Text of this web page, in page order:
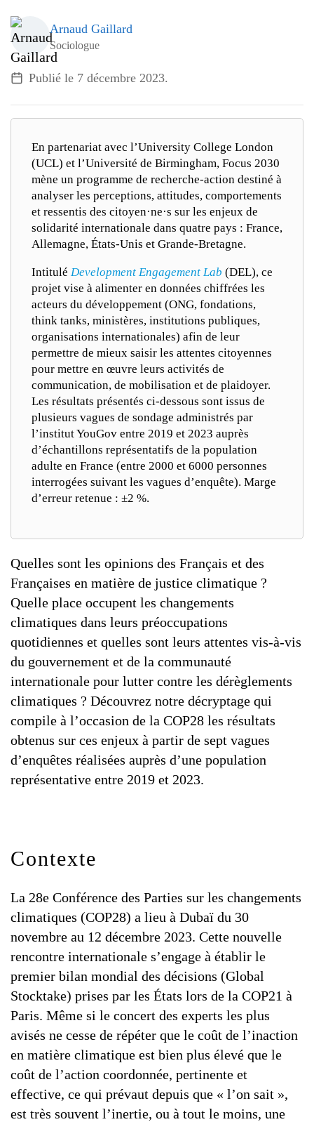
TOUS LES THÈMES
VIDÉOS
Arnaud Gaillard
Sociologue
Publié le 7 décembre 2023.
En partenariat avec l’University College London
(UCL) et l’Université de Birmingham, Focus 2030
mène un programme de recherche-action destiné à
analyser les perceptions, attitudes, comportements
et ressentis des citoyen·ne·s sur les enjeux de
solidarité internationale dans quatre pays : France,
Allemagne, États-Unis et Grande-Bretagne.
Intitulé Development Engagement Lab (DEL), ce
projet vise à alimenter en données chiffrées les
acteurs du développement (ONG, fondations,
think tanks, ministères, institutions publiques,
organisations internationales) afin de leur
permettre de mieux saisir les attentes citoyennes
pour mettre en œuvre leurs activités de
communication, de mobilisation et de plaidoyer.
Les résultats présentés ci-dessous sont issus de
plusieurs vagues de sondage administrés par
l’institut YouGov entre 2019 et 2023 auprès
d’échantillons représentatifs de la population
adulte en France (entre 2000 et 6000 personnes
interrogées suivant les vagues d’enquête). Marge
d’erreur retenue : ±2 %.
Quelles sont les opinions des Français et des
Françaises en matière de justice climatique ?
Quelle place occupent les changements
climatiques dans leurs préoccupations
quotidiennes et quelles sont leurs attentes vis-à-vis
du gouvernement et de la communauté
internationale pour lutter contre les dérèglements
climatiques ? Découvrez notre décryptage qui
compile à l’occasion de la COP28 les résultats
obtenus sur ces enjeux à partir de sept vagues
d’enquêtes réalisées auprès d’une population
représentative entre 2019 et 2023.
Contexte
La 28e Conférence des Parties sur les changements
climatiques (COP28) a lieu à Dubaï du 30
novembre au 12 décembre 2023. Cette nouvelle
rencontre internationale s’engage à établir le
premier bilan mondial des décisions (Global
Stocktake) prises par les États lors de la COP21 à
Paris. Même si le concert des experts les plus
avisés ne cesse de répéter que le coût de l’inaction
en matière climatique est bien plus élevé que le
coût de l’action coordonnée, pertinente et
effective, ce qui prévaut depuis que « l’on sait »,
est très souvent l’inertie, ou à tout le moins, une